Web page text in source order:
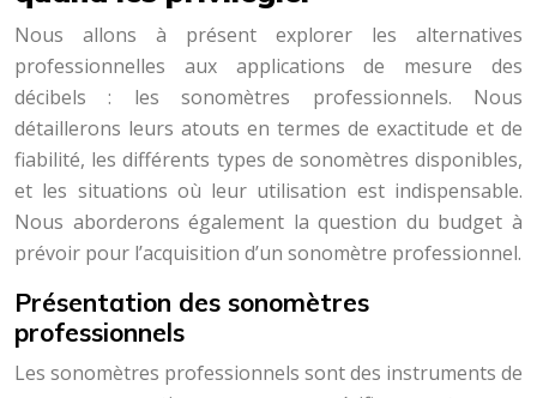
Nous allons à présent explorer les alternatives
professionnelles aux applications de mesure des
décibels : les sonomètres professionnels. Nous
détaillerons leurs atouts en termes de exactitude et de
fiabilité, les différents types de sonomètres disponibles,
et les situations où leur utilisation est indispensable.
Nous aborderons également la question du budget à
prévoir pour l’acquisition d’un sonomètre professionnel.
Présentation des sonomètres
professionnels
Les sonomètres professionnels sont des instruments de